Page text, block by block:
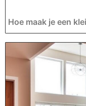
Hoe maak je een